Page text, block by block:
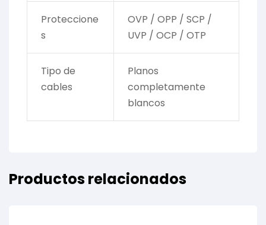
Proteccione
s
OVP / OPP / SCP /
UVP / OCP / OTP
Tipo de
cables
Planos
completamente
blancos
Productos relacionados